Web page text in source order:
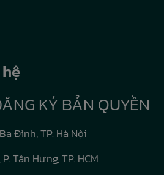
KÝ BẢN QUYỀN
Đình, TP. Hà Nội
Tân Hưng, TP. HCM